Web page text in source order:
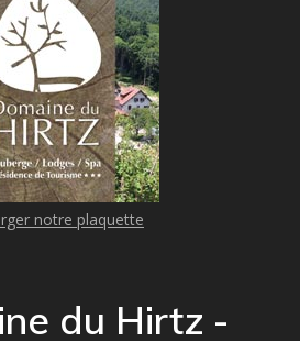
notre plaquette
du Hirtz -